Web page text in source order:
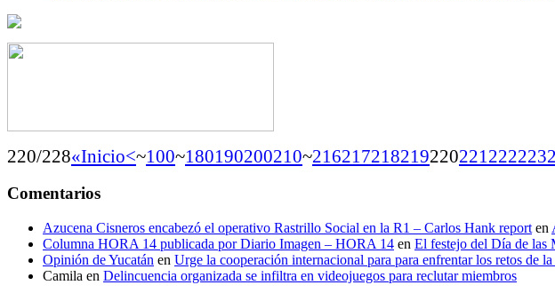
220/228«Inicio<~100~180190200210~216217218219220221 222223
Comentarios
Azucena Cisneros encabezó el operativo Rastrillo Social en la R1 – Carlos Hank report en
Columna HORA 14 publicada por Diario Imagen – HORA 14 en El festejo del Día de las
Opinión de Yucatán en Urge la cooperación internacional para para enfrentar los retos de
Camila en Delincuencia organizada se infiltra en videojuegos para reclutar miembros